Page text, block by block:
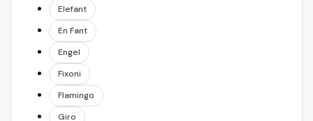
Elefant
En Fant
Engel
Fixoni
Flamingo
Giro